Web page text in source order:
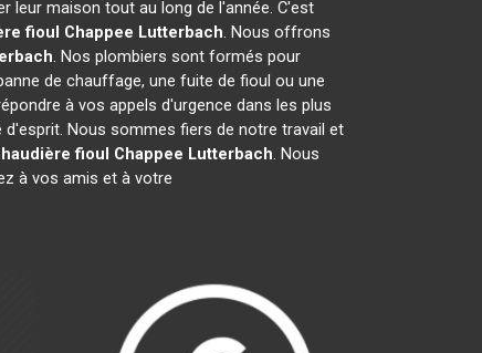
leur maison tout au long de l'année. C'est
fioul Chappee Lutterbach. Nous offrons
. Nos plombiers sont formés pour
de chauffage, une fuite de fioul ou une
à vos appels d'urgence dans les plus
Nous sommes fiers de notre travail et
fioul Chappee Lutterbach. Nous
à vos amis et à votre